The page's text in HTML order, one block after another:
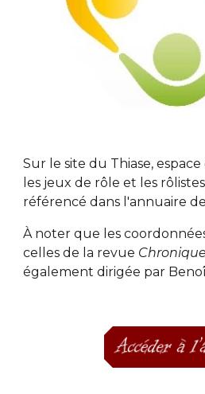
Sur le site du Thiase,
les jeux de rôle et les
référencé dans l'annuaire
À noter que les
celles de la revue
également dirigée par